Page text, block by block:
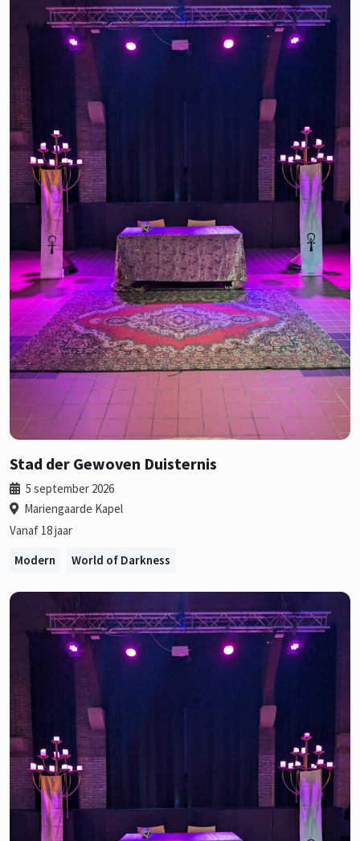
Stad der Gewoven Duisternis
5 september 2026
Mariengaarde Kapel
Vanaf 18 jaar
Modern
World of Darkness